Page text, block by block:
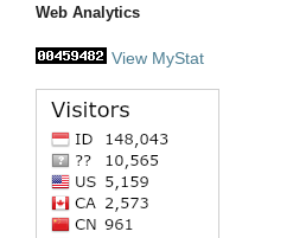
Web Analytics
View MyStat